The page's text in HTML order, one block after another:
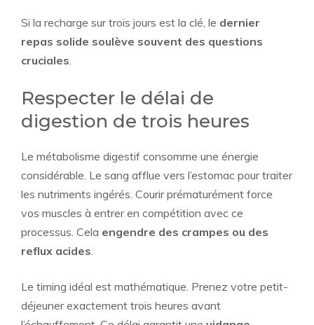
Si la recharge sur trois jours est la clé, le dernier
repas solide soulève souvent des questions
cruciales.
Respecter le délai de
digestion de trois heures
Le métabolisme digestif consomme une énergie
considérable. Le sang afflue vers l’estomac pour traiter
les nutriments ingérés. Courir prématurément force
vos muscles à entrer en compétition avec ce
processus. Cela engendre des crampes ou des
reflux acides.
Le timing idéal est mathématique. Prenez votre petit-
déjeuner exactement trois heures avant